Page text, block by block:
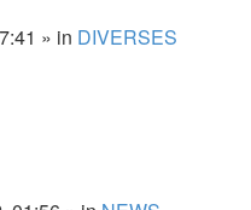
» in DIVERSES